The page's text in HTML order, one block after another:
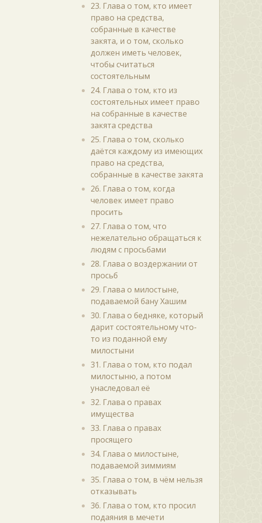
23. Глава о том, кто имеет
право на средства,
собранные в качестве
закята, и о том, сколько
должен иметь человек,
чтобы считаться
состоятельным
24. Глава о том, кто из
состоятельных имеет право
на собранные в качестве
закята средства
25. Глава о том, сколько
даётся каждому из имеющих
право на средства,
собранные в качестве закята
26. Глава о том, когда
человек имеет право
просить
27. Глава о том, что
нежелательно обращаться к
людям с просьбами
28. Глава о воздержании от
просьб
29. Глава о милостыне,
подаваемой бану Хашим
30. Глава о бедняке, который
дарит состоятельному что-
то из поданной ему
милостыни
31. Глава о том, кто подал
милостыню, а потом
унаследовал её
32. Глава о правах
имущества
33. Глава о правах
просящего
34. Глава о милостыне,
подаваемой зиммиям
35. Глава о том, в чём нельзя
отказывать
36. Глава о том, кто просил
подаяния в мечети